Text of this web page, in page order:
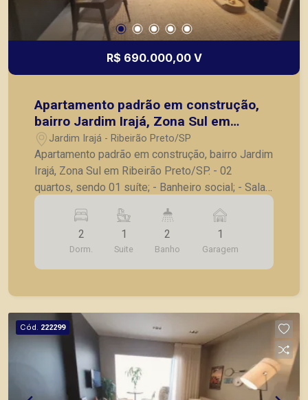
R$ 690.000,00 V
Apartamento padrão em construção,
bairro Jardim Irajá, Zona Sul em
Ribeirão Preto/SP.
Jardim Irajá - Ribeirão Preto/SP
Apartamento padrão em construção, bairro Jardim
Irajá, Zona Sul em Ribeirão Preto/SP. - 02
quartos, sendo 01 suíte; - Banheiro social; - Sala
para 02 ambientes, com sacada; - Cozinha; - 01
vaga de garagem coberta. *CONSULTE
UNIDADES DISPONÍVEIS E TABELAS
ATUALIZADAS* Prédio diferenciado, com fino
acabamento, ideal para Airbnb. *Fotos do
para vender, alugar ou adquirir seu imóvel entre
em contato com a Piramid Imóveis, a sua
imobiliária em Ribeirão Preto.
2
Dorm.
1
Suite
2
Banho
1
Garagem
Cód. 222299